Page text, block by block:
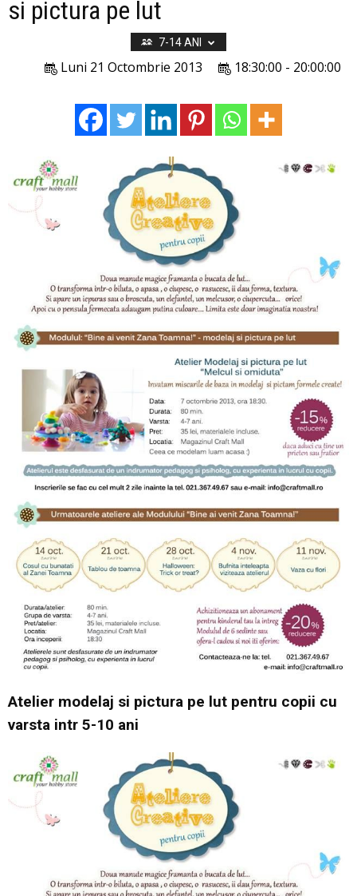
si pictura pe lut
7-14 ANI
18:30:00 - 20:00:00
Luni 21 Octombrie 2013
Atelier modelaj si pictura pe lut pentru copii cu
varsta intr 5-10 ani